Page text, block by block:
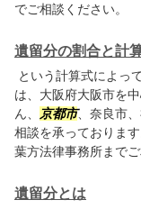
でご相談ください。
遺留分の割合と計
という計算式によっ
は、大阪府大阪市を
ん、
京都市、奈良市
相談を承っておりま
葉方法律事務所までご
遺留分とは